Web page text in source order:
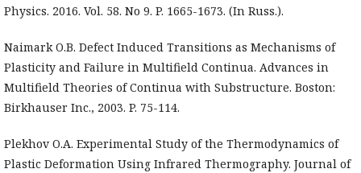
Physics. 2016. Vol. 58. No 9. P. 1665-1673. (In Russ.).
Naimark O.B. Defect Induced Transitions as Mechanisms of
Plasticity and Failure in Multifield Continua. Advances in
Multifield Theories of Continua with Substructure. Boston:
Birkhauser Inc., 2003. P. 75-114.
Plekhov O.A. Experimental Study of the Thermodynamics of
Plastic Deformation Using Infrared Thermography. Journal of